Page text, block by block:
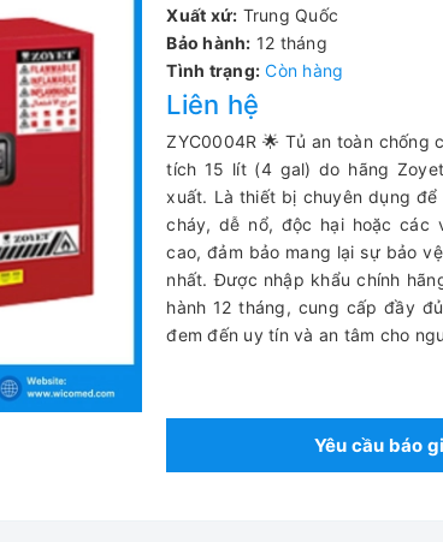
Xuất xứ: Trung Quốc
Bảo hành: 12 tháng
Tình trạng: Còn hàng
Liên hệ
ZYC0004R 🌟 Tủ an toàn chống
tích 15 lít (4 gal) do hãng
xuất. Là thiết bị chuyên dụng
cháy, dễ nổ, độc hại hoặc các
cao, đảm bảo mang lại sự bảo
nhất. Được nhập khẩu chính
hành 12 tháng, cung cấp đầy
đem đến uy tín và an tâm cho
Yêu cầu báo